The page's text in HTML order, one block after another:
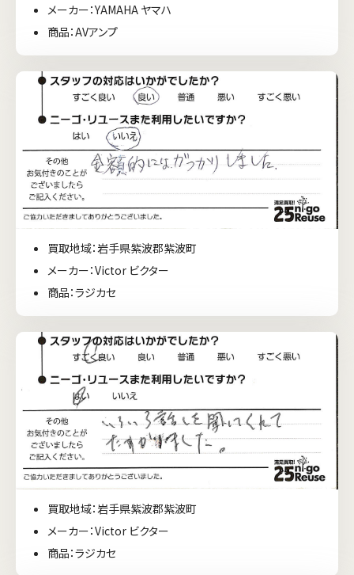
メーカー：YAMAHA ヤマハ
商品：AVアンプ
買取地域：岩手県紫波郡紫波町
メーカー：Victor ビクター
商品：ラジカセ
買取地域：岩手県紫波郡紫波町
メーカー：Victor ビクター
商品：ラジカセ